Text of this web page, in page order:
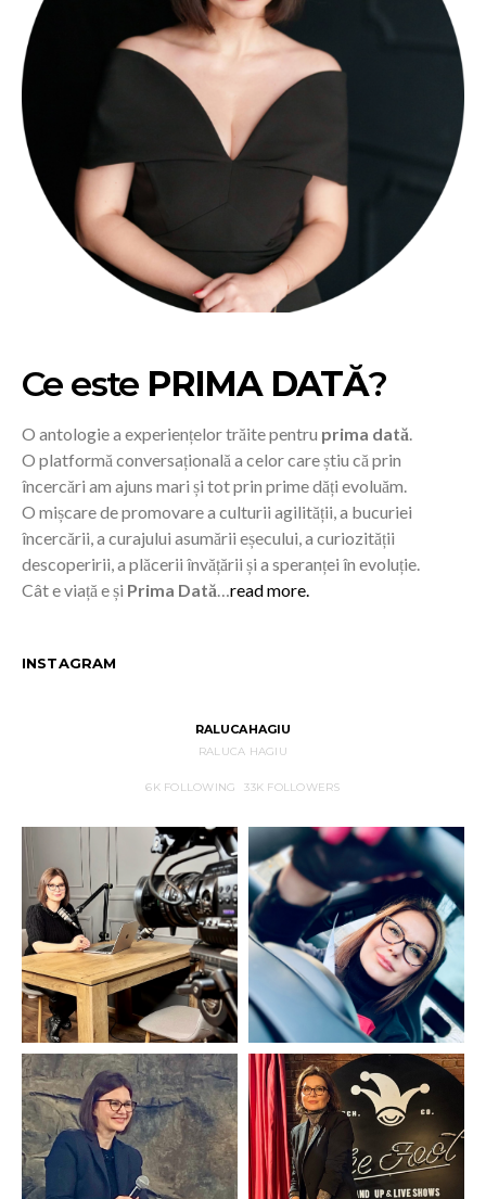
Ce este PRIMA DATĂ?
O antologie a experiențelor trăite pentru prima dată.
O platformă conversațională a celor care știu că prin
încercări am ajuns mari și tot prin prime dăți evoluăm.
O mișcare de promovare a culturii agilității, a bucuriei
încercării, a curajului asumării eșecului, a curiozității
descoperirii, a plăcerii învățării și a speranței în evoluție.
Cât e viață e și Prima Dată…read more.
INSTAGRAM
RALUCAHAGIU
RALUCA HAGIU
6KFOLLOWING 33K FOLLOWERS